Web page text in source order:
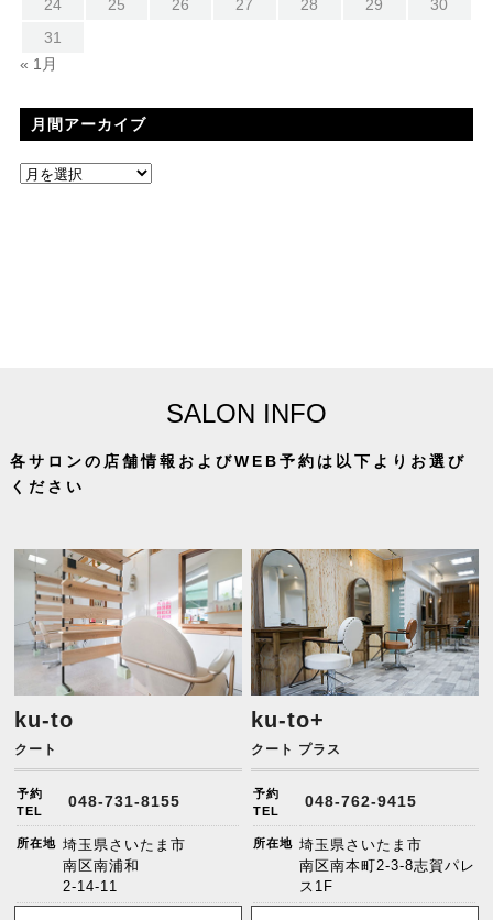
24
25 26 27 28 29
30
31
« 1月
月間アーカイブ
SALON INFO
各サロンの店舗情報およびWEB予約は以下よりお選び
ください
ku-to
クート
予約
TEL
048-731-8155
所在地 埼玉県さいたま市
南区南浦和
2-14-11
ku-to+
クート プラス
予約
TEL
048-762-9415
所在地 埼玉県さいたま市
南区南本町2-3-8志賀パレ
ス1F